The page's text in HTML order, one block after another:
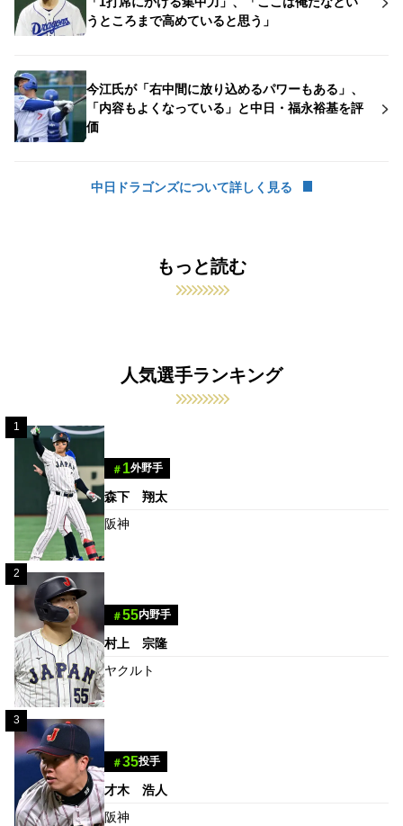
うところまで高めていると思う」
今江氏が「右中間に放り込めるパワーもある」、
「内容もよくなっている」と中日・福永裕基を評
価
中日ドラゴンズについて詳しく見る
もっと読む
人気選手ランキング
1
＃ 1外野手
森下 翔太
阪神
2
＃55内野手
村上 宗隆
ヤクルト
3
＃35投手
才木 浩人
阪神